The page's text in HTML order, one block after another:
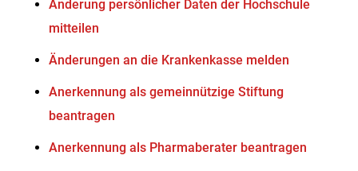
Änderung persönlicher Daten der Hochschule
mitteilen
Änderungen an die Krankenkasse melden
Anerkennung als gemeinnützige Stiftung
beantragen
Anerkennung als Pharmaberater beantragen